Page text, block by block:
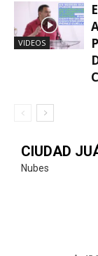
VIDEOS
CIUDAD
Nubes